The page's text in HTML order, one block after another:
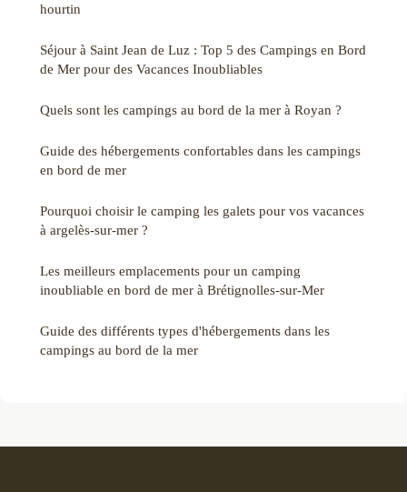
hourtin
Séjour à Saint Jean de Luz : Top 5 des Campings en Bord
de Mer pour des Vacances Inoubliables
Quels sont les campings au bord de la mer à Royan ?
Guide des hébergements confortables dans les campings
en bord de mer
Pourquoi choisir le camping les galets pour vos vacances
à argelès-sur-mer ?
Les meilleurs emplacements pour un camping
inoubliable en bord de mer à Brétignolles-sur-Mer
Guide des différents types d'hébergements dans les
campings au bord de la mer